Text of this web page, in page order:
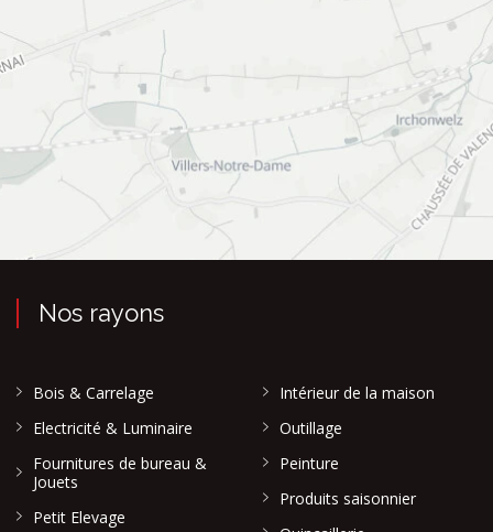
Nos rayons
Bois & Carrelage
Electricité & Luminaire
Fournitures de bureau &
Jouets
Petit Elevage
Intérieur de la maison
Outillage
Peinture
Produits saisonnier